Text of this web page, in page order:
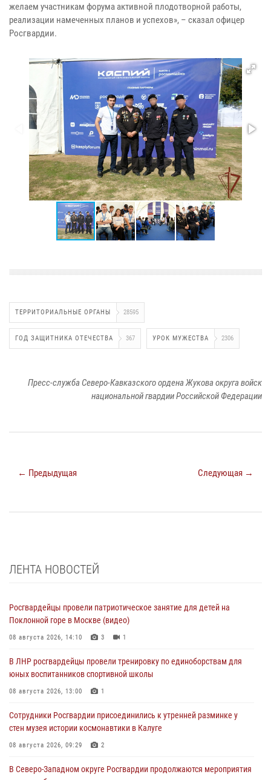
желаем участникам форума активной плодотворной работы,
реализации намеченных планов и успехов», – сказал офицер
Росгвардии.
ТЕРРИТОРИАЛЬНЫЕ ОРГАНЫ 28595
ГОД ЗАЩИТНИКА ОТЕЧЕСТВА 367 УРОК МУЖЕСТВА 2306
Пресс-служба Северо-Кавказского ордена Жукова округа войск
национальной гвардии Российской Федерации
← Предыдущая Следующая →
ЛЕНТА НОВОСТЕЙ
Росгвардейцы провели патриотическое занятие для детей на
Поклонной горе в Москве (видео)
08 августа 2026, 14:10 3 1
В ЛНР росгвардейцы провели тренировку по единоборствам для
юных воспитанников спортивной школы
08 августа 2026, 13:00 1
Сотрудники Росгвардии присоединились к утренней разминке у
стен музея истории космонавтики в Калуге
08 августа 2026, 09:29 2
В Северо-Западном округе Росгвардии продолжаются мероприятия